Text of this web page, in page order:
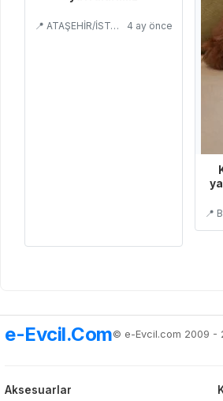
📍 ATAŞEHİR/İSTANBUL 4 ay önce
e-Evcil.Com© e-Evcil.com 2009 -
Aksesuarlar